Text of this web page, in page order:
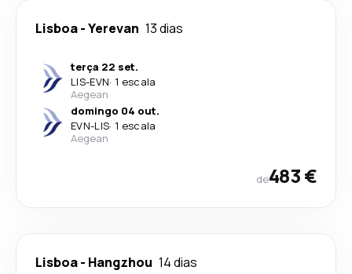
Lisboa-Yerevan 13 dias
terça 22 set.
LIS-EVN· 1 escala
Aegean
domingo 04 out.
EVN-LIS· 1 escala
Aegean
de483 €
Lisboa- Hangzhou 14 dias